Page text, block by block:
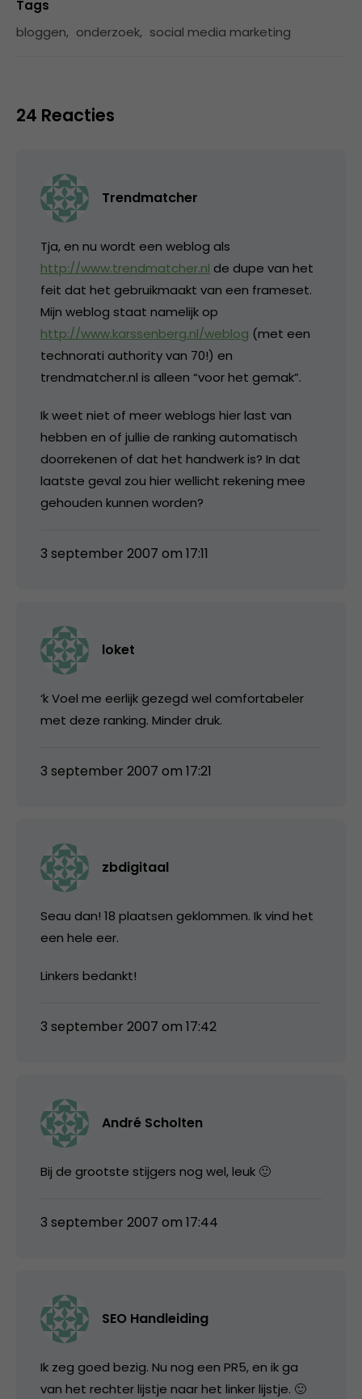
Tags
bloggen, onderzoek, social media marketing
24 Reacties
Trendmatcher
Tja, en nu wordt een weblog als
http://www.trendmatcher.nl de dupe van het
feit dat het gebruikmaakt van een frameset.
Mijn weblog staat namelijk op
http://www.karssenberg.nl/weblog (met een
technorati authority van 70!) en
trendmatcher.nl is alleen “voor het gemak”.
Ik weet niet of meer weblogs hier last van
hebben en of jullie de ranking automatisch
doorrekenen of dat het handwerk is? In dat
laatste geval zou hier wellicht rekening mee
gehouden kunnen worden?
3 september 2007 om 17:11
loket
‘k Voel me eerlijk gezegd wel comfortabeler
met deze ranking. Minder druk.
3 september 2007 om 17:21
zbdigitaal
Seau dan! 18 plaatsen geklommen. Ik vind het
een hele eer.
Linkers bedankt!
3 september 2007 om 17:42
André Scholten
Bij de grootste stijgers nog wel, leuk 🙂
3 september 2007 om 17:44
SEO Handleiding
Ik zeg goed bezig. Nu nog een PR5, en ik ga
van het rechter lijstje naar het linker lijstje. 🙂